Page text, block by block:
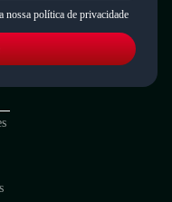
nossa política de privacidade